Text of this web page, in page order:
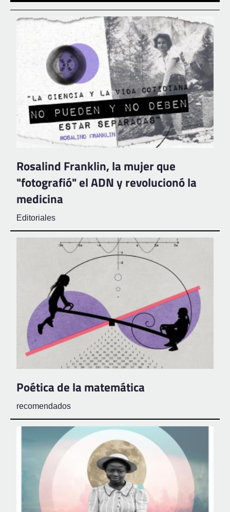
Rosalind Franklin, la mujer que
"fotografió" el ADN y revolucionó la
medicina
Editoriales
Poética de la matemática
recomendados